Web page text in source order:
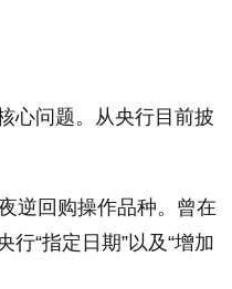
心问题。从央行目前披
逆回购操作品种。曾在
“指定日期”以及“增加